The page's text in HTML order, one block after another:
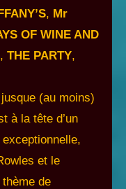
, Mr
OF WINE AND
, THE PARTY,
(au moins)
à la tête d’un
et le
de